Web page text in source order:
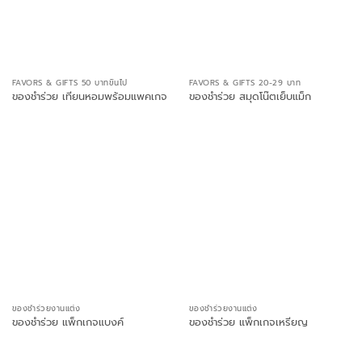
FAVORS & GIFTS 50 บาทขึ้นไป
ของชำร่วย เทียนหอมพร้อมแพคเกจ
FAVORS & GIFTS 20-29 บาท
ของชำร่วย สมุดโน๊ตเย็บแม็ก
ของชำร่วยงานแต่ง
ของชำร่วย แพ็กเกจแบงค์
ของชำร่วยงานแต่ง
ของชำร่วย แพ็กเกจเหรียญ